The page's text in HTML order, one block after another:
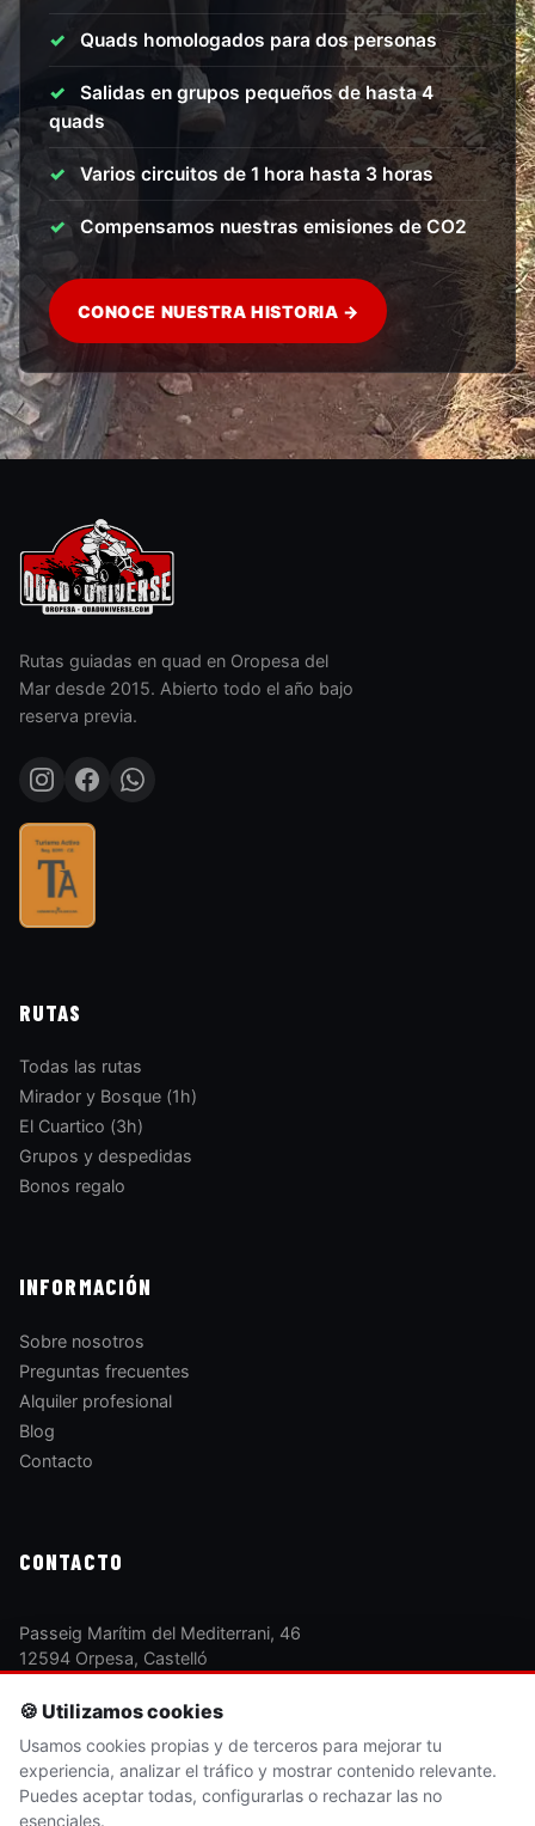
Quads homologados para dos personas
Salidas en grupos pequeños de hasta 4
quads
Varios circuitos de 1 hora hasta 3 horas
Compensamos nuestras emisiones de CO2
CONOCE NUESTRA HISTORIA →
Rutas guiadas en quad en Oropesa del
Mar desde 2015. Abierto todo el año bajo
reserva previa.
RUTAS
Todas las rutas
Mirador y Bosque (1h)
El Cuartico (3h)
Grupos y despedidas
Bonos regalo
INFORMACIÓN
Sobre nosotros
Preguntas frecuentes
Alquiler profesional
Blog
Contacto
CONTACTO
Passeig Marítim del Mediterrani, 46
12594 Orpesa, Castelló
(+34) 625 540 505
RESERVAR AHORA →
🍪 Utilizamos cookies
Usamos cookies propias y de terceros para mejorar tu
experiencia, analizar el tráfico y mostrar contenido relevante.
Puedes aceptar todas, configurarlas o rechazar las no
esenciales.